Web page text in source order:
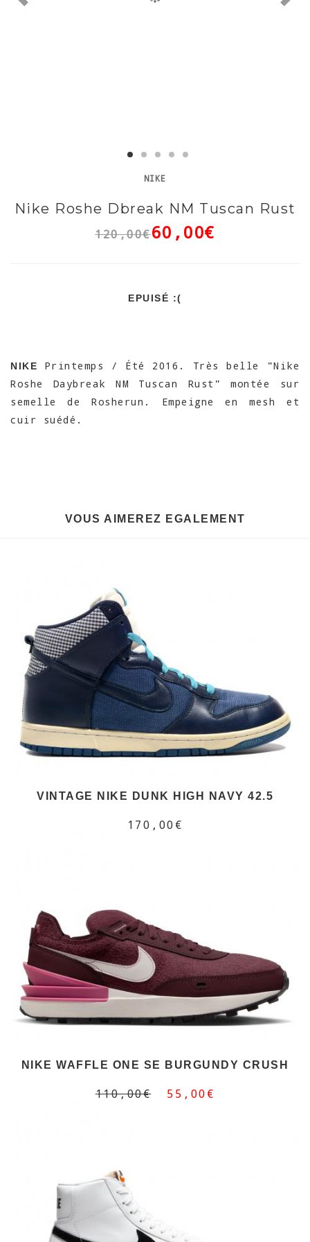
NIKE
Nike Roshe Dbreak NM Tuscan Rust
120,00€60,00€
EPUISÉ :(
NIKE
Printemps / Été 2016. Très belle "Nike
Roshe Daybreak NM Tuscan Rust" montée sur
semelle de Rosherun. Empeigne en mesh et
cuir suédé.
VOUS AIMEREZ EGALEMENT
VINTAGE NIKE DUNK HIGH NAVY 42.5
170,00€
NIKE WAFFLE ONE SE BURGUNDY CRUSH
110,00€ 55,00€